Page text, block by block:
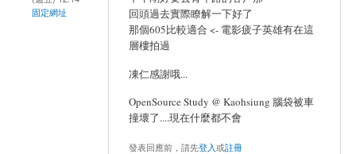
固定網址
回頭過去實際瞭解一下好了
那個605比較適合 <- 電影疲子英雄有在這
層樓拍過
凍仁感謝哦...
OpenSource Study @ Kaohsiung 腦袋被車
撞壞了....現在什麼都不會
發表回應前，請先登入或註冊